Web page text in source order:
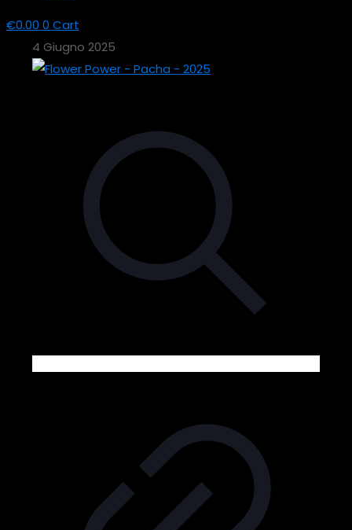
€0.00 0 Cart
4 Giugno 2025